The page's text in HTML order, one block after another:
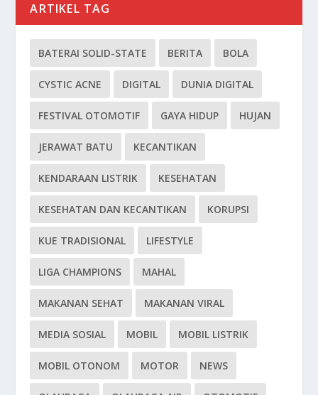
ARTIKEL TAG
BATERAI SOLID-STATE BERITA BOLA
CYSTIC ACNE DIGITAL DUNIA DIGITAL
FESTIVAL OTOMOTIF GAYA HIDUP HUJAN
JERAWAT BATU KECANTIKAN
KENDARAAN LISTRIK KESEHATAN
KESEHATAN DAN KECANTIKAN KORUPSI
KUE TRADISIONAL LIFESTYLE
LIGA CHAMPIONS MAHAL
MAKANAN SEHAT MAKANAN VIRAL
MEDIA SOSIAL MOBIL MOBIL LISTRIK
MOBIL OTONOM MOTOR NEWS